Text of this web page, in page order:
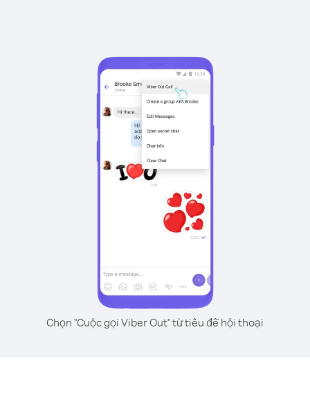
Chọn "Cuộc gọi Viber Out" từ tiêu đề hội thoại